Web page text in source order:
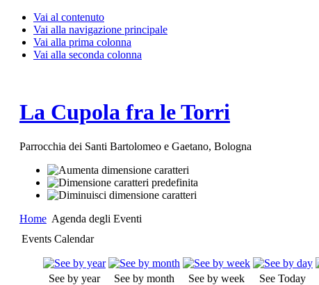
Vai al contenuto
Vai alla navigazione principale
Vai alla prima colonna
Vai alla seconda colonna
La Cupola fra le Torri
Parrocchia dei Santi Bartolomeo e Gaetano, Bologna
Home Agenda degli Eventi
Events Calendar
See by year See by month See by week See Today